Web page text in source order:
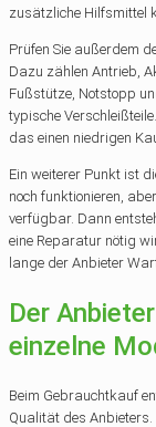
zusätzliche Hilfsmittel
Prüfen Sie außerdem
Dazu zählen Antrieb,
Fußstütze, Notstopp
typische
das einen niedrigen
Ein weiterer Punkt ist
noch funktionieren,
verfügbar. Dann
eine Reparatur nötig
lange der Anbieter
Der
einzelne
Beim Gebrauchtkauf
Qualität des